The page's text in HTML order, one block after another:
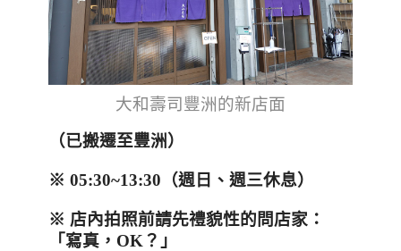
大和壽司豐洲的新店面
（已搬遷至豐洲）
※ 05:30~13:30 （週日、週三休息）
※ 店內拍照前請先禮貌性的問店家：
「寫真， OK ？」